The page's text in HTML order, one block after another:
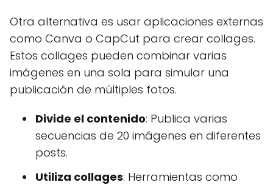
Otra alternativa es usar aplicaciones externas
como Canva o CapCut para crear collages.
Estos collages pueden combinar varias
imágenes en una sola para simular una
publicación de múltiples fotos.
Divide el contenido: Publica varias
secuencias de 20 imágenes en diferentes
posts.
Utiliza collages: Herramientas como